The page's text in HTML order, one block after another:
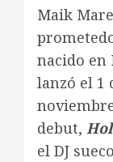
Maik
nacido en
lanzó el 1
debut,
el DJ